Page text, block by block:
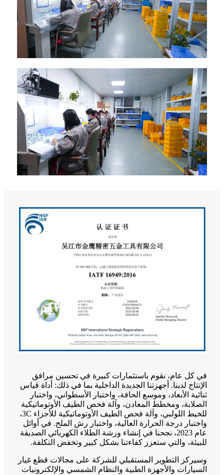
في كل عام، نقوم باستثمارات كبيرة في تحسين مرافق
الإنتاج لدينا. أجهزتنا الجديدة الداخلية بما في ذلك: أداة قياس
ثنائية الأبعاد، وموسع الحافة، واختبار الأسطواني، واختبار
الصلابة، ومخطط المعادن، وآلة فحص الطيف الأوتوماتيكية
للخيط اللولبي، وآلة فحص الطيف الأوتوماتيكية للأجزاء 3C،
واختبار درجة الحرارة العالية، واختبار رش الملح. في أوائل
عام 2023، نجحنا في إنشاء ورشة الطلاء الكهربائي الصديقة
للبيئة، والتي ستعزز كفاءتنا بشكل كبير وتخفض التكلفة.
وسيركز التطوير المستقبلي للشركة على مجالات قطع غيار
السيارات والأجهزة الطبية والنظام الشمسي والإلكترونيات